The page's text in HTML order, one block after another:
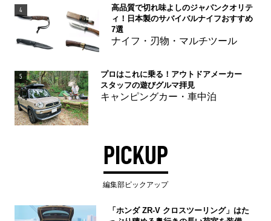
4
高品質で切れ味よしのジャパンクオリテ
ィ！日本製のサバイバルナイフおすすめ
7選
ナイフ・刃物・マルチツール
5
プロはこれに乗る！アウトドアメーカー
スタッフの遊びグルマ拝見
キャンピングカー・車中泊
PICKUP
編集部ピックアップ
「ホンダ ZR-V クロスツーリング」はた